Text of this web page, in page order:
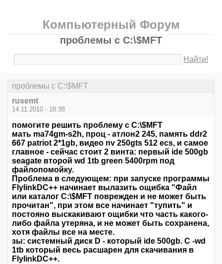
Компьютерный Форум
проблемы с C:\$MFT
Найти!
проблемы с C:\$MFT
rusemt
14.11.2010 - 18:38
помогите решить проблему с C:\$MFT
мать ma74gm-s2h, проц - атлон2 245, память ddr2
667 patriot 2*1gb, видео nv 250gts 512 ecs, и самое
главное - сейчас стоит 2 винта: первый ide 500gb
seagate второй wd 1tb green 5400rpm под
файлопомойку.
Проблема в следующем: при запуске программы
FlylinkDC++ начинает вылазить ощибка "Файл
или каталог C:\$MFT поврежден и не может быть
прочитан", при этом все начинает "тупить" и
постояно выскакивают ощибки что часть какого-
либо файла утеряна, и не может быть сохранена,
хотя файлы все на месте.
зы: системный диск D - который ide 500gb. C -wd
1tb который весь расшарен для скачивания в
FlylinkDC++.